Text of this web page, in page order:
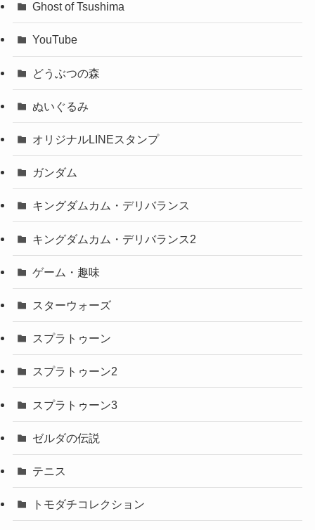
Ghost of Tsushima
YouTube
どうぶつの森
ぬいぐるみ
オリジナルLINEスタンプ
ガンダム
キングダムカム・デリバランス
キングダムカム・デリバランス2
ゲーム・趣味
スターウォーズ
スプラトゥーン
スプラトゥーン2
スプラトゥーン3
ゼルダの伝説
テニス
トモダチコレクション